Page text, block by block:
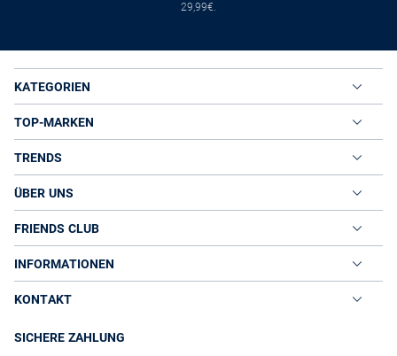
29,99€.
KATEGORIEN
TOP-MARKEN
TRENDS
ÜBER UNS
FRIENDS CLUB
INFORMATIONEN
KONTAKT
SICHERE ZAHLUNG